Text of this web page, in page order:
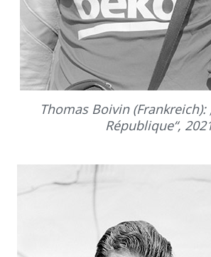
Thomas Boivin (Frankreich):
République“,